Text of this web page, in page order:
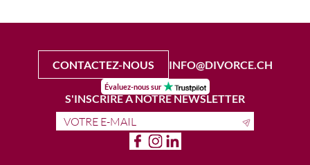
CONTACTEZ-NOUS INFO@DIVORCE.CH
Évaluez-nous sur
S'INSCRIRE À NOTRE NEWSLETTER